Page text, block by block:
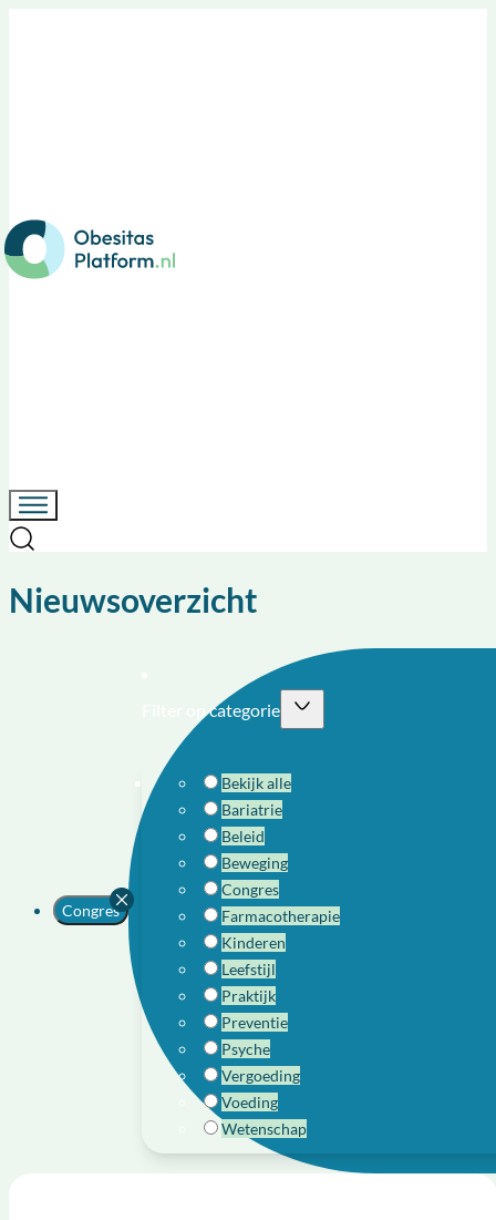
Nieuwsoverzicht
Congres
Filter op categorie
Bekijk alle
Bariatrie
Beleid
Beweging
Congres
Farmacotherapie
Kinderen
Leefstijl
Praktijk
Preventie
Psyche
Vergoeding
Voeding
Wetenschap